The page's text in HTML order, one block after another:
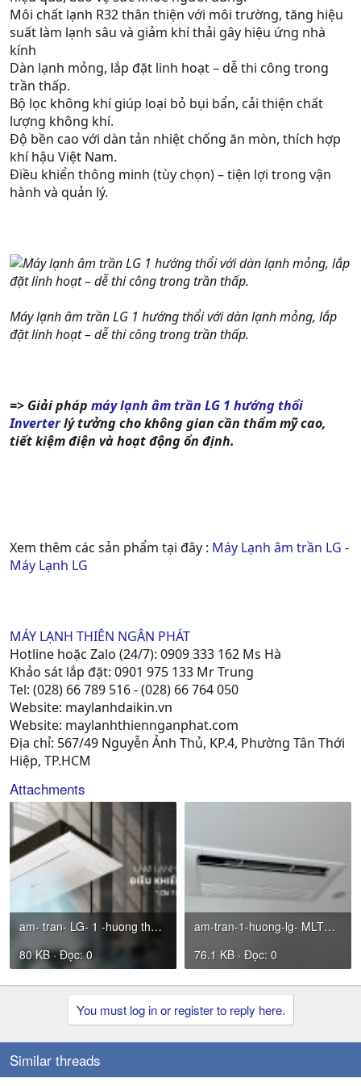
Môi chất lạnh R32 thân thiện với môi trường, tăng hiệu
suất làm lạnh sâu và giảm khí thải gây hiệu ứng nhà
kính
Dàn lạnh mỏng, lắp đặt linh hoạt – dễ thi công trong
trần thấp.
Bộ lọc không khí giúp loại bỏ bụi bẩn, cải thiện chất
lượng không khí.
Độ bền cao với dàn tản nhiệt chống ăn mòn, thích hợp
khí hậu Việt Nam.
Điều khiển thông minh (tùy chọn) – tiện lợi trong vận
hành và quản lý.
Máy lạnh âm trần LG 1 hướng thổi với dàn lạnh mỏng, lắp
đặt linh hoạt – dễ thi công trong trần thấp.
=> Giải pháp máy lạnh âm trần LG 1 hướng thổi
Inverterlý tưởng cho không gian cần thẩm mỹ cao,
tiết kiệm điện và hoạt động ổn định.
Xem thêm các sản phẩm tại đây : Máy Lạnh âm trần LG -
Máy Lạnh LG
MÁY LẠNH THIÊN NGÂN PHÁT
Hotline hoặc Zalo (24/7): 0909 333 162 Ms Hà
Khảo sát lắp đặt: 0901 975 133 Mr Trung
Tel: (028) 66 789 516 - (028) 66 764 050
Website: maylanhdaikin.vn
Website: maylanhthiennganphat.com
Địa chỉ: 567/49 Nguyễn Ảnh Thủ, KP.4, Phường Tân Thới
Hiệp, TP.HCM
Attachments
am- tran- LG- 1 -huong thoi -MLtnp.jpg
80 KB · Đọc: 0
am-tran-1-huong-lg- MLTNP.jpg
76.1 KB · Đọc: 0
You must log in or register to reply here.
Similar threads